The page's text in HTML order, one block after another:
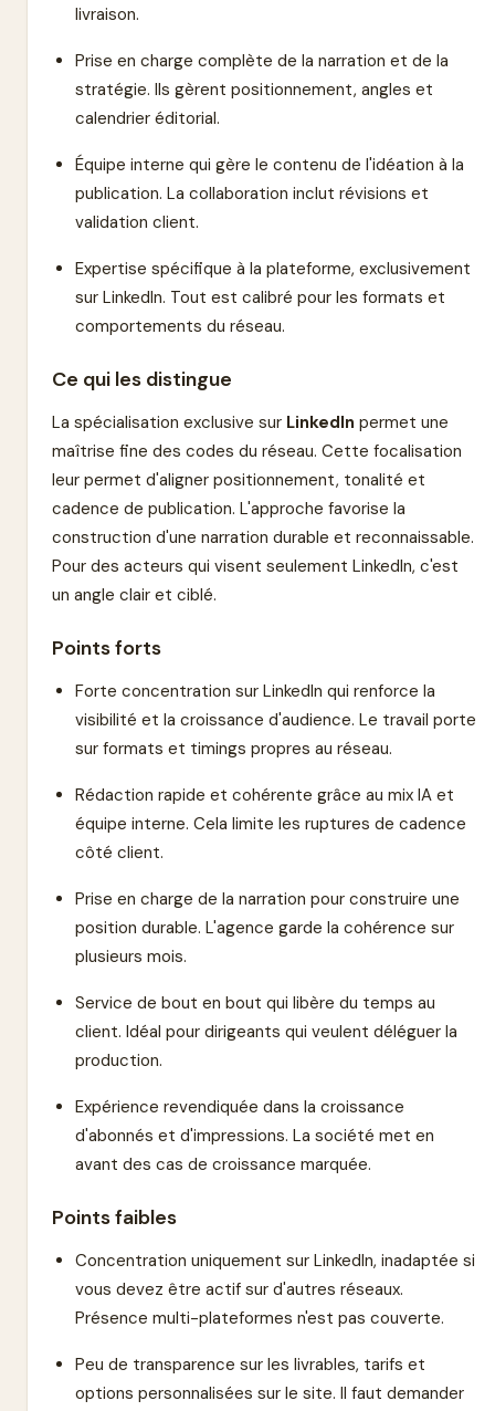
livraison.
Prise en charge complète de la narration et de la
stratégie. Ils gèrent positionnement, angles et
calendrier éditorial.
Équipe interne qui gère le contenu de l'idéation à la
publication. La collaboration inclut révisions et
validation client.
Expertise spécifique à la plateforme, exclusivement
sur LinkedIn. Tout est calibré pour les formats et
comportements du réseau.
Ce qui les distingue
La spécialisation exclusive sur LinkedIn permet une
maîtrise fine des codes du réseau. Cette focalisation
leur permet d'aligner positionnement, tonalité et
cadence de publication. L'approche favorise la
construction d'une narration durable et reconnaissable.
Pour des acteurs qui visent seulement LinkedIn, c'est
un angle clair et ciblé.
Points forts
Forte concentration sur LinkedIn qui renforce la
visibilité et la croissance d'audience. Le travail porte
sur formats et timings propres au réseau.
Rédaction rapide et cohérente grâce au mix IA et
équipe interne. Cela limite les ruptures de cadence
côté client.
Prise en charge de la narration pour construire une
position durable. L'agence garde la cohérence sur
plusieurs mois.
Service de bout en bout qui libère du temps au
client. Idéal pour dirigeants qui veulent déléguer la
production.
Expérience revendiquée dans la croissance
d'abonnés et d'impressions. La société met en
avant des cas de croissance marquée.
Points faibles
Concentration uniquement sur LinkedIn, inadaptée si
vous devez être actif sur d'autres réseaux.
Présence multi-plateformes n'est pas couverte.
Peu de transparence sur les livrables, tarifs et
options personnalisées sur le site. Il faut demander